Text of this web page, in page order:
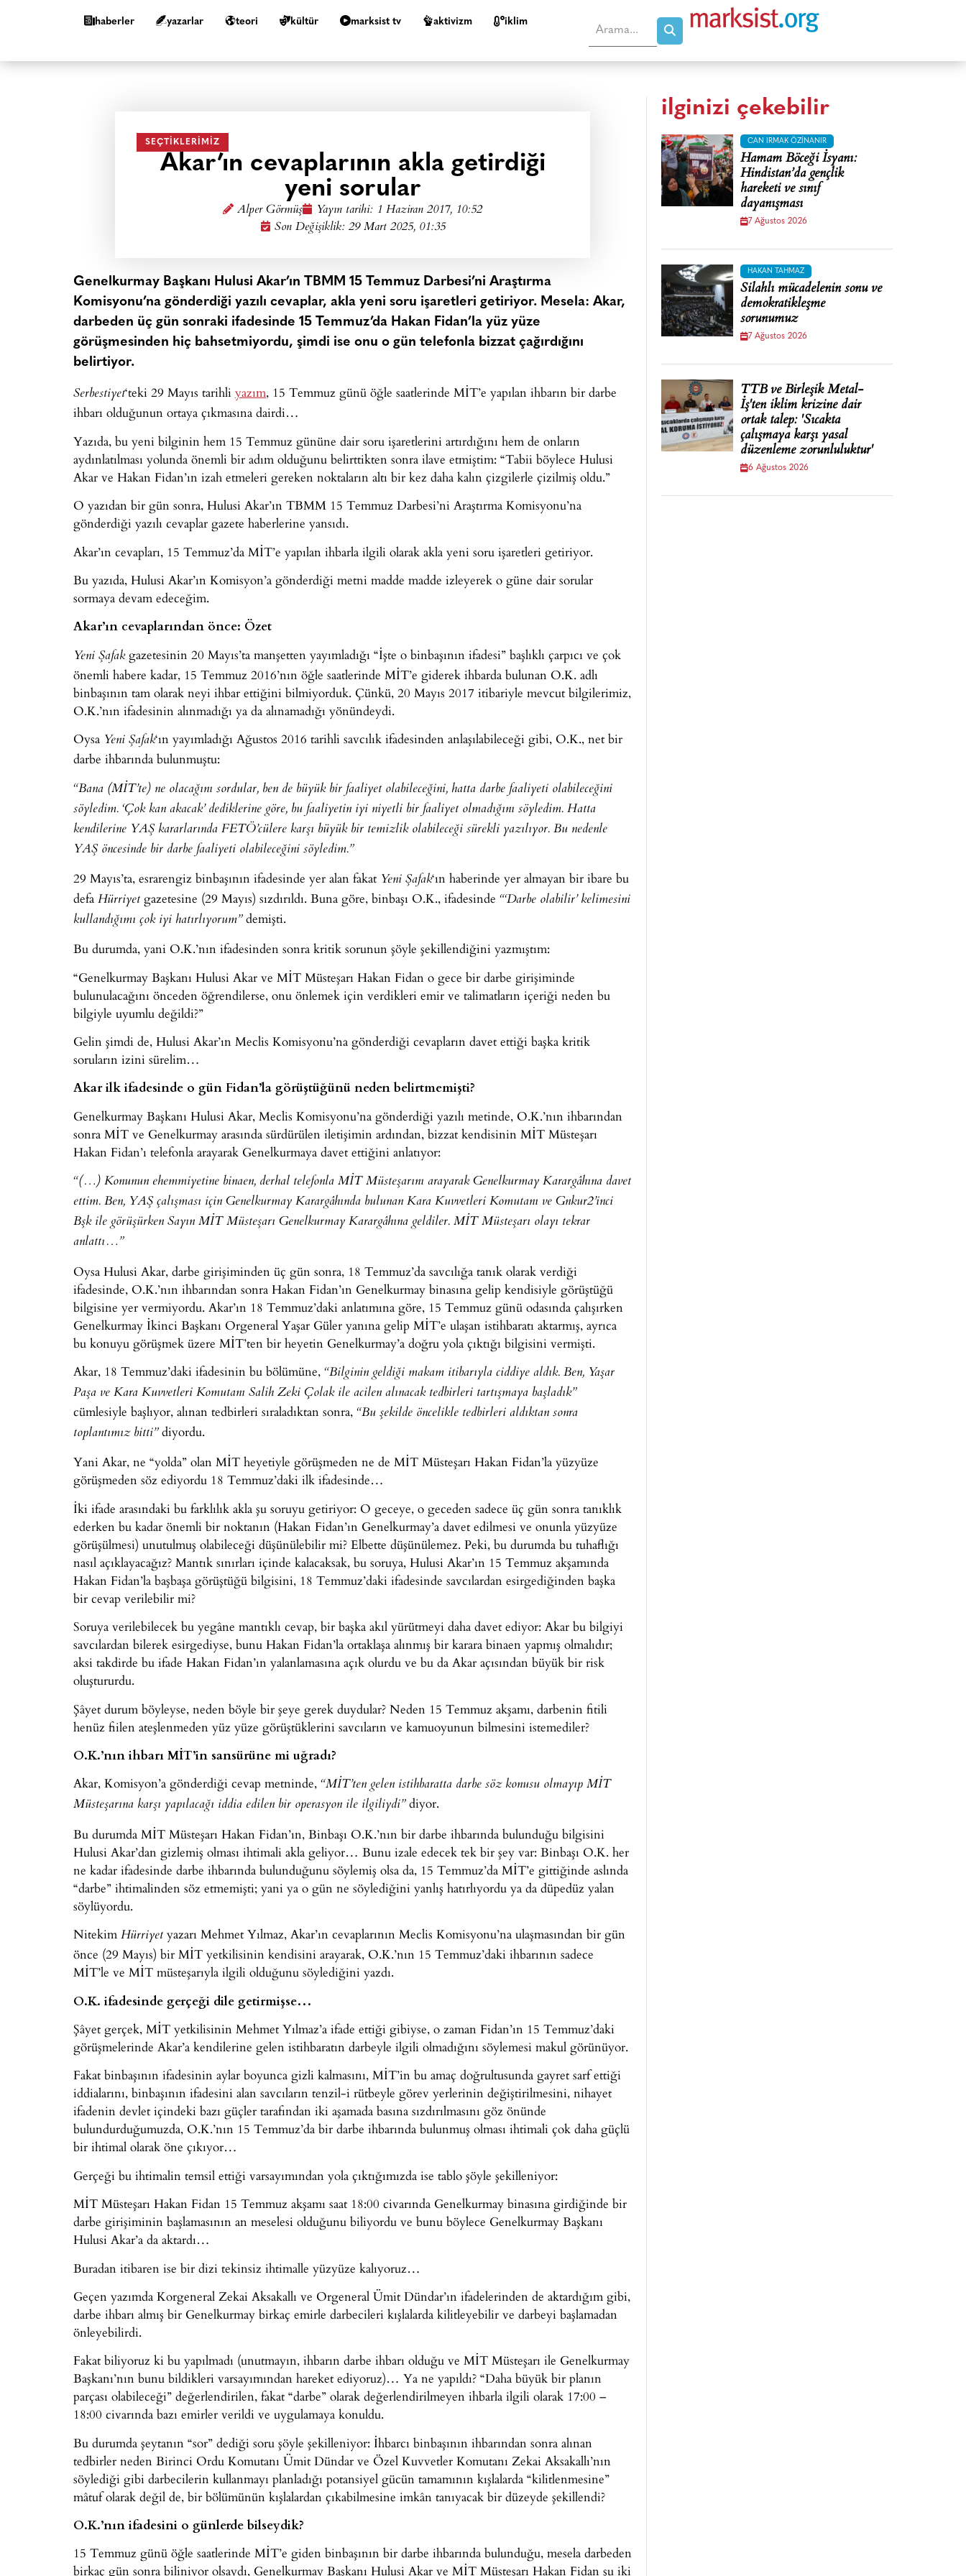
haberler yazarlar teori kültür marksist tv aktivizm i̇klim
SEÇTIKLERIMIZ
Akar’ın cevaplarının akla getirdiği
yeni sorular
Alper Görmüş Yayın tarihi: 1 Haziran 2017, 10:52
Son Değişiklik: 29 Mart 2025, 01:35
Genelkurmay Başkanı Hulusi Akar’ın TBMM 15 Temmuz Darbesi’ni Araştırma
Komisyonu’na gönderdiği yazılı cevaplar, akla yeni soru işaretleri getiriyor. Mesela: Akar,
darbeden üç gün sonraki ifadesinde 15 Temmuz’da Hakan Fidan’la yüz yüze
görüşmesinden hiç bahsetmiyordu, şimdi ise onu o gün telefonla bizzat çağırdığını
belirtiyor.
Serbestiyet‘teki 29 Mayıs tarihli yazım, 15 Temmuz günü öğle saatlerinde MİT’e yapılan ihbarın bir darbe
ihbarı olduğunun ortaya çıkmasına dairdi…
Yazıda, bu yeni bilginin hem 15 Temmuz gününe dair soru işaretlerini artırdığını hem de onların
aydınlatılması yolunda önemli bir adım olduğunu belirttikten sonra ilave etmiştim: “Tabii böylece Hulusi
Akar ve Hakan Fidan’ın izah etmeleri gereken noktaların altı bir kez daha kalın çizgilerle çizilmiş oldu.”
O yazıdan bir gün sonra, Hulusi Akar’ın TBMM 15 Temmuz Darbesi’ni Araştırma Komisyonu’na
gönderdiği yazılı cevaplar gazete haberlerine yansıdı.
Akar’ın cevapları, 15 Temmuz’da MİT’e yapılan ihbarla ilgili olarak akla yeni soru işaretleri getiriyor.
Bu yazıda, Hulusi Akar’ın Komisyon’a gönderdiği metni madde madde izleyerek o güne dair sorular
sormaya devam edeceğim.
Akar’ın cevaplarından önce: Özet
Yeni Şafakgazetesinin 20 Mayıs’ta manşetten yayımladığı “İşte o binbaşının ifadesi” başlıklı çarpıcı ve çok
önemli habere kadar, 15 Temmuz 2016’nın öğle saatlerinde MİT’e giderek ihbarda bulunan O.K. adlı
binbaşının tam olarak neyi ihbar ettiğini bilmiyorduk. Çünkü, 20 Mayıs 2017 itibariyle mevcut bilgilerimiz,
O.K.’nın ifadesinin alınmadığı ya da alınamadığı yönündeydi.
Oysa Yeni Şafak‘ın yayımladığı Ağustos 2016 tarihli savcılık ifadesinden anlaşılabileceği gibi, O.K., net bir
darbe ihbarında bulunmuştu:
“Bana (MİT’te) ne olacağını sordular, ben de büyük bir faaliyet olabileceğini, hatta darbe faaliyeti olabileceğini
söyledim. ‘Çok kan akacak’ dediklerine göre, bu faaliyetin iyi niyetli bir faaliyet olmadığını söyledim. Hatta
kendilerine YAŞ kararlarında FETÖ’cülere karşı büyük bir temizlik olabileceği sürekli yazılıyor. Bu nedenle
YAŞ öncesinde bir darbe faaliyeti olabileceğini söyledim.”
29 Mayıs’ta, esrarengiz binbaşının ifadesinde yer alan fakat Yeni Şafak‘ın haberinde yer almayan bir ibare bu
defa Hürriyet gazetesine (29 Mayıs) sızdırıldı. Buna göre, binbaşı O.K., ifadesinde “‘Darbe olabilir’ kelimesini
kullandığımı çok iyi hatırlıyorum”demişti.
Bu durumda, yani O.K.’nın ifadesinden sonra kritik sorunun şöyle şekillendiğini yazmıştım:
“Genelkurmay Başkanı Hulusi Akar ve MİT Müsteşarı Hakan Fidan o gece bir darbe girişiminde
bulunulacağını önceden öğrendilerse, onu önlemek için verdikleri emir ve talimatların içeriği neden bu
bilgiyle uyumlu değildi?”
Gelin şimdi de, Hulusi Akar’ın Meclis Komisyonu’na gönderdiği cevapların davet ettiği başka kritik
soruların izini sürelim…
Akar ilk ifadesinde o gün Fidan’la görüştüğünü neden belirtmemişti?
Genelkurmay Başkanı Hulusi Akar, Meclis Komisyonu’na gönderdiği yazılı metinde, O.K.’nın ihbarından
sonra MİT ve Genelkurmay arasında sürdürülen iletişimin ardından, bizzat kendisinin MİT Müsteşarı
Hakan Fidan’ı telefonla arayarak Genelkurmaya davet ettiğini anlatıyor:
“(…) Konunun ehemmiyetine binaen, derhal telefonla MİT Müsteşarını arayarak Genelkurmay Karargâhına davet
ettim. Ben, YAŞ çalışması için Genelkurmay Karargâhında bulunan Kara Kuvvetleri Komutanı ve Gnkur2’inci
Bşk ile görüşürken Sayın MİT Müsteşarı Genelkurmay Karargâhına geldiler. MİT Müsteşarı olayı tekrar
anlattı…”
Oysa Hulusi Akar, darbe girişiminden üç gün sonra, 18 Temmuz’da savcılığa tanık olarak verdiği
ifadesinde, O.K.’nın ihbarından sonra Hakan Fidan’ın Genelkurmay binasına gelip kendisiyle görüştüğü
bilgisine yer vermiyordu. Akar’ın 18 Temmuz’daki anlatımına göre, 15 Temmuz günü odasında çalışırken
Genelkurmay İkinci Başkanı Orgeneral Yaşar Güler yanına gelip MİT’e ulaşan istihbaratı aktarmış, ayrıca
bu konuyu görüşmek üzere MİT’ten bir heyetin Genelkurmay’a doğru yola çıktığı bilgisini vermişti.
Akar, 18 Temmuz’daki ifadesinin bu bölümüne, “Bilginin geldiği makam itibarıyla ciddiye aldık. Ben, Yaşar
Paşa ve Kara Kuvvetleri Komutanı Salih Zeki Çolak ile acilen alınacak tedbirleri tartışmaya başladık”
cümlesiyle başlıyor, alınan tedbirleri sıraladıktan sonra, “Bu şekilde öncelikle tedbirleri aldıktan sonra
toplantımız bitti”diyordu.
Yani Akar, ne “yolda” olan MİT heyetiyle görüşmeden ne de MİT Müsteşarı Hakan Fidan’la yüzyüze
görüşmeden söz ediyordu 18 Temmuz’daki ilk ifadesinde…
İki ifade arasındaki bu farklılık akla şu soruyu getiriyor: O geceye, o geceden sadece üç gün sonra tanıklık
ederken bu kadar önemli bir noktanın (Hakan Fidan’ın Genelkurmay’a davet edilmesi ve onunla yüzyüze
görüşülmesi) unutulmuş olabileceği düşünülebilir mi? Elbette düşünülemez. Peki, bu durumda bu tuhaflığı
nasıl açıklayacağız? Mantık sınırları içinde kalacaksak, bu soruya, Hulusi Akar’ın 15 Temmuz akşamında
Hakan Fidan’la başbaşa görüştüğü bilgisini, 18 Temmuz’daki ifadesinde savcılardan esirgediğinden başka
bir cevap verilebilir mi?
Soruya verilebilecek bu yegâne mantıklı cevap, bir başka akıl yürütmeyi daha davet ediyor: Akar bu bilgiyi
savcılardan bilerek esirgediyse, bunu Hakan Fidan’la ortaklaşa alınmış bir karara binaen yapmış olmalıdır;
aksi takdirde bu ifade Hakan Fidan’ın yalanlamasına açık olurdu ve bu da Akar açısından büyük bir risk
oluştururdu.
Şâyet durum böyleyse, neden böyle bir şeye gerek duydular? Neden 15 Temmuz akşamı, darbenin fitili
henüz fiilen ateşlenmeden yüz yüze görüştüklerini savcıların ve kamuoyunun bilmesini istemediler?
O.K.’nın ihbarı MİT’in sansürüne mi uğradı?
Akar, Komisyon’a gönderdiği cevap metninde, “MİT’ten gelen istihbaratta darbe söz konusu olmayıp MİT
Müsteşarına karşı yapılacağı iddia edilen bir operasyon ile ilgiliydi”diyor.
Bu durumda MİT Müsteşarı Hakan Fidan’ın, Binbaşı O.K.’nın bir darbe ihbarında bulunduğu bilgisini
Hulusi Akar’dan gizlemiş olması ihtimali akla geliyor… Bunu izale edecek tek bir şey var: Binbaşı O.K. her
ne kadar ifadesinde darbe ihbarında bulunduğunu söylemiş olsa da, 15 Temmuz’da MİT’e gittiğinde aslında
“darbe” ihtimalinden söz etmemişti; yani ya o gün ne söylediğini yanlış hatırlıyordu ya da düpedüz yalan
söylüyordu.
Nitekim Hürriyet yazarı Mehmet Yılmaz, Akar’ın cevaplarının Meclis Komisyonu’na ulaşmasından bir gün
önce (29 Mayıs) bir MİT yetkilisinin kendisini arayarak, O.K.’nın 15 Temmuz’daki ihbarının sadece
MİT’le ve MİT müsteşarıyla ilgili olduğunu söylediğini yazdı.
O.K. ifadesinde gerçeği dile getirmişse…
Şâyet gerçek, MİT yetkilisinin Mehmet Yılmaz’a ifade ettiği gibiyse, o zaman Fidan’ın 15 Temmuz’daki
görüşmelerinde Akar’a kendilerine gelen istihbaratın darbeyle ilgili olmadığını söylemesi makul görünüyor.
Fakat binbaşının ifadesinin aylar boyunca gizli kalmasını, MİT’in bu amaç doğrultusunda gayret sarf ettiği
iddialarını, binbaşının ifadesini alan savcıların tenzil-i rütbeyle görev yerlerinin değiştirilmesini, nihayet
ifadenin devlet içindeki bazı güçler tarafından iki aşamada basına sızdırılmasını göz önünde
bulundurduğumuzda, O.K.’nın 15 Temmuz’da bir darbe ihbarında bulunmuş olması ihtimali çok daha güçlü
bir ihtimal olarak öne çıkıyor…
Gerçeği bu ihtimalin temsil ettiği varsayımından yola çıktığımızda ise tablo şöyle şekilleniyor:
MİT Müsteşarı Hakan Fidan 15 Temmuz akşamı saat 18:00 civarında Genelkurmay binasına girdiğinde bir
darbe girişiminin başlamasının an meselesi olduğunu biliyordu ve bunu böylece Genelkurmay Başkanı
Hulusi Akar’a da aktardı…
Buradan itibaren ise bir dizi tekinsiz ihtimalle yüzyüze kalıyoruz…
Geçen yazımda Korgeneral Zekai Aksakallı ve Orgeneral Ümit Dündar’ın ifadelerinden de aktardığım gibi,
darbe ihbarı almış bir Genelkurmay birkaç emirle darbecileri kışlalarda kilitleyebilir ve darbeyi başlamadan
önleyebilirdi.
Fakat biliyoruz ki bu yapılmadı (unutmayın, ihbarın darbe ihbarı olduğu ve MİT Müsteşarı ile Genelkurmay
Başkanı’nın bunu bildikleri varsayımından hareket ediyoruz)… Ya ne yapıldı? “Daha büyük bir planın
parçası olabileceği” değerlendirilen, fakat “darbe” olarak değerlendirilmeyen ihbarla ilgili olarak 17:00 –
18:00 civarında bazı emirler verildi ve uygulamaya konuldu.
Bu durumda şeytanın “sor” dediği soru şöyle şekilleniyor: İhbarcı binbaşının ihbarından sonra alınan
tedbirler neden Birinci Ordu Komutanı Ümit Dündar ve Özel Kuvvetler Komutanı Zekai Aksakallı’nın
söylediği gibi darbecilerin kullanmayı planladığı potansiyel gücün tamamının kışlalarda “kilitlenmesine”
mâtuf olarak değil de, bir bölümünün kışlalardan çıkabilmesine imkân tanıyacak bir düzeyde şekillendi?
O.K.’nın ifadesini o günlerde bilseydik?
15 Temmuz günü öğle saatlerinde MİT’e giden binbaşının bir darbe ihbarında bulunduğu, mesela darbeden
birkaç gün sonra biliniyor olsaydı, Genelkurmay Başkanı Hulusi Akar ve MİT Müsteşarı Hakan Fidan şu iki
ilginizi çekebilir
CAN IRMAK ÖZINANIR
Hamam Böceği İsyanı:
Hindistan’da gençlik
hareketi ve sınıf
dayanışması
7 Ağustos 2026
HAKAN TAHMAZ
Silahlı mücadelenin sonu ve
demokratikleşme
sorunumuz
7 Ağustos 2026
TTB ve Birleşik Metal-
İş'ten iklim krizine dair
ortak talep: 'Sıcakta
çalışmaya karşı yasal
düzenleme zorunluluktur'
6 Ağustos 2026